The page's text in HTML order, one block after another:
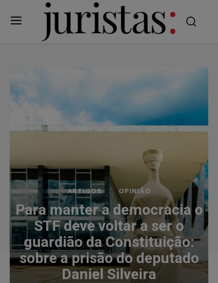
ARTIGOS OPINIÃO
Para manter a democracia o
STF deve voltar a ser o
guardião da Constituição:
sobre a prisão do deputado
Daniel Silveira